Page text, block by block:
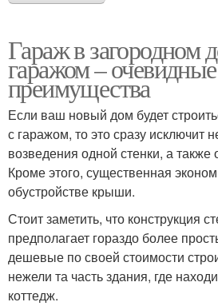
Гараж в загородном
гаражом – очевидные
преимущества
Если ваш новый дом будет
с гаражом, то это сразу исключит
возведения одной стенки, а
Кроме этого, существенная
обустройстве крыши.
Стоит заметить, что конструкция
предполагает гораздо более
дешевые по своей стоимости
нежели та часть здания, где
коттедж.